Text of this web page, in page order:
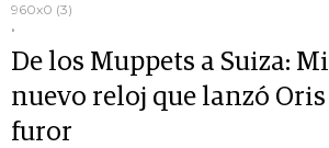
960x0 (3)
.
De los Muppets a Suiza:
nuevo reloj que lanzó Oris
furor